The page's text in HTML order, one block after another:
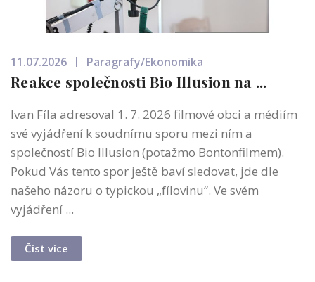
11.07.2026 Paragrafy/Ekonomika
Reakce společnosti Bio Illusion na ...
Ivan Fíla adresoval 1. 7. 2026 filmové obci a médiím
své vyjádření k soudnímu sporu mezi ním a
společností Bio Illusion (potažmo Bontonfilmem).
Pokud Vás tento spor ještě baví sledovat, jde dle
našeho názoru o typickou „fílovinu“. Ve svém
vyjádření ...
Číst více